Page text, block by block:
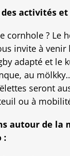
activités
cornhole ? Le
invite à venir
adapté et le
au
seront
ou à
autour de la
: